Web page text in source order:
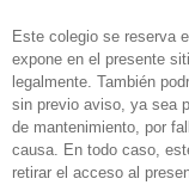
Este colegio se reserva
expone en el presente
legalmente. También
sin previo aviso, ya sea
de mantenimiento, por
causa. En todo caso,
retirar el acceso al